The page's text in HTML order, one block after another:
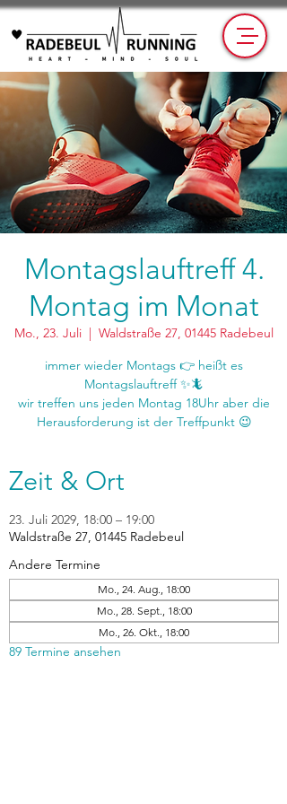
Montagslauftreff 4.
Montag im Monat
Mo., 23. Juli
  |
Waldstraße 27, 01445 Radebeul
immer wieder Montags 👉 heißt es
Montagslauftreff ✨🦎
wir treffen uns jeden Montag 18Uhr aber die
Zeit & Ort
23. Juli 2029, 18:00 – 19:00
Waldstraße 27, 01445 Radebeul
Andere Termine
Mo., 24. Aug., 18:00
Mo., 28. Sept., 18:00
Mo., 26. Okt., 18:00
89 Termine ansehen